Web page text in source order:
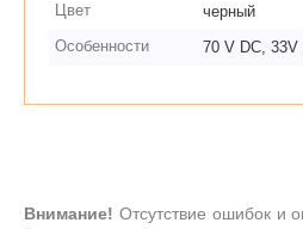
Цвет
черный
Особенности
70 V DC,
Внимание! Отсутствие ошибок и